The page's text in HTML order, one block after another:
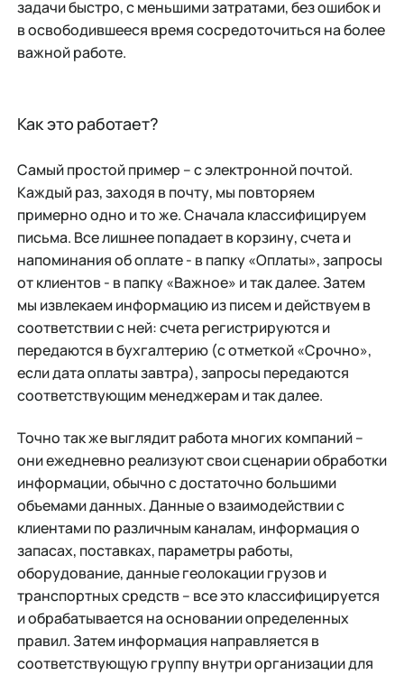
задачи быстро, с меньшими затратами, без ошибок и
в освободившееся время сосредоточиться на более
важной работе.
Как это работает?
Самый простой пример – с электронной почтой.
Каждый раз, заходя в почту, мы повторяем
примерно одно и то же. Сначала классифицируем
письма. Все лишнее попадает в корзину, счета и
напоминания об оплате - в папку «Оплаты», запросы
от клиентов - в папку «Важное» и так далее. Затем
мы извлекаем информацию из писем и действуем в
соответствии с ней: счета регистрируются и
передаются в бухгалтерию (с отметкой «Срочно»,
если дата оплаты завтра), запросы передаются
соответствующим менеджерам и так далее.
Точно так же выглядит работа многих компаний –
они ежедневно реализуют свои сценарии обработки
информации, обычно с достаточно большими
объемами данных. Данные о взаимодействии с
клиентами по различным каналам, информация о
запасах, поставках, параметры работы,
оборудование, данные геолокации грузов и
транспортных средств – все это классифицируется
и обрабатывается на основании определенных
правил. Затем информация направляется в
соответствующую группу внутри организации для